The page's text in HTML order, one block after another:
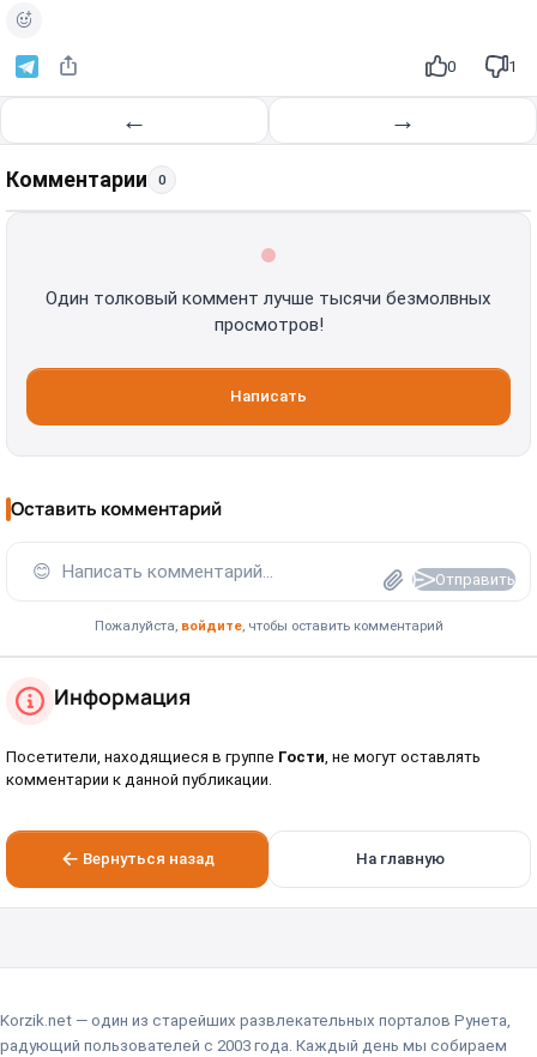
0 1
← →
Комментарии 0
Один толковый коммент лучше тысячи безмолвных
просмотров!
Написать
Оставить комментарий
😊 Написать комментарий... Отправить
Пожалуйста, войдите, чтобы оставить комментарий
Информация
Посетители, находящиеся в группе Гости , не могут оставлять
комментарии к данной публикации.
Вернуться назад На главную
Korzik.net — один из старейших развлекательных порталов Рунета,
радующий пользователей с 2003 года. Каждый день мы собираем